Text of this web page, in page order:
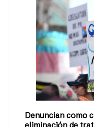
Denuncian como
eliminación de